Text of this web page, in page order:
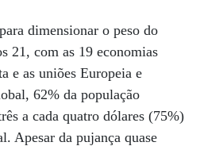
dimensionar o peso do
21, com as 19 economias
e as uniões Europeia e
62% da população
a cada quatro dólares (75%)
Apesar da pujança quase